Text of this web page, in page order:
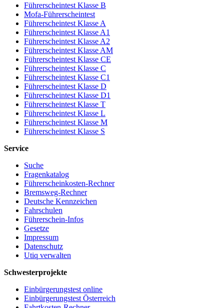
Führerscheintest Klasse B
Mofa-Führerscheintest
Führerscheintest Klasse A
Führerscheintest Klasse A1
Führerscheintest Klasse A2
Führerscheintest Klasse AM
Führerscheintest Klasse CE
Führerscheintest Klasse C
Führerscheintest Klasse C1
Führerscheintest Klasse D
Führerscheintest Klasse D1
Führerscheintest Klasse T
Führerscheintest Klasse L
Führerscheintest Klasse M
Führerscheintest Klasse S
Service
Suche
Fragenkatalog
Führerscheinkosten-Rechner
Bremsweg-Rechner
Deutsche Kennzeichen
Fahrschulen
Führerschein-Infos
Gesetze
Impressum
Datenschutz
Utiq verwalten
Schwesterprojekte
Einbürgerungstest online
Einbürgerungstest Österreich